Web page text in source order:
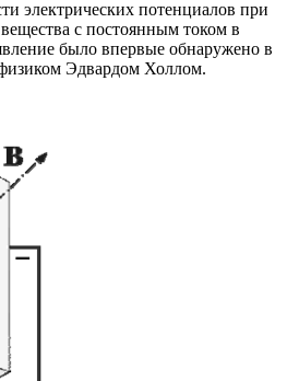
электрических потенциалов при
с постоянным током в
было впервые обнаружено в
Эдвардом Холлом.